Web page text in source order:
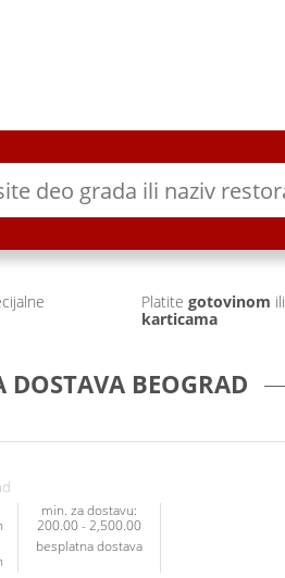
Platite gotovinom ili
karticama
DOSTAVA BEOGRAD
min. za dostavu:
200.00 - 2,500.00
besplatna dostava